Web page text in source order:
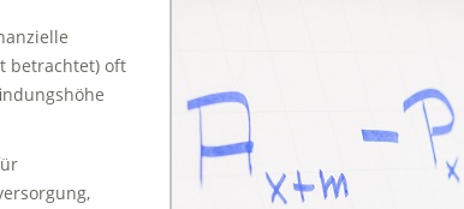
betrachtet) oft